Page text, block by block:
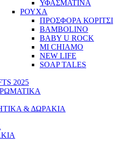
ΥΦΑΣΜΑΤΙΝΑ
ΡΟΥΧΑ
ΠΡΟΣΦΟΡΑ ΚΟΡΙΤΣΙ
BAMBOLINO
BABY U ROCK
MI CHIAMO
NEW LIFE
SOAP TALES
2025
& ΔΩΡΑΚΙΑ